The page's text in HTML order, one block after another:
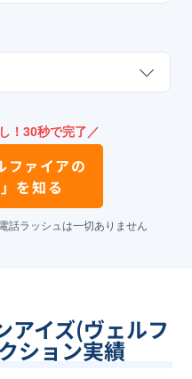
！30秒で完了／
ファイアの
を知る
話ラッシュは一切ありません
アイズ(ヴェルフ
ション実績